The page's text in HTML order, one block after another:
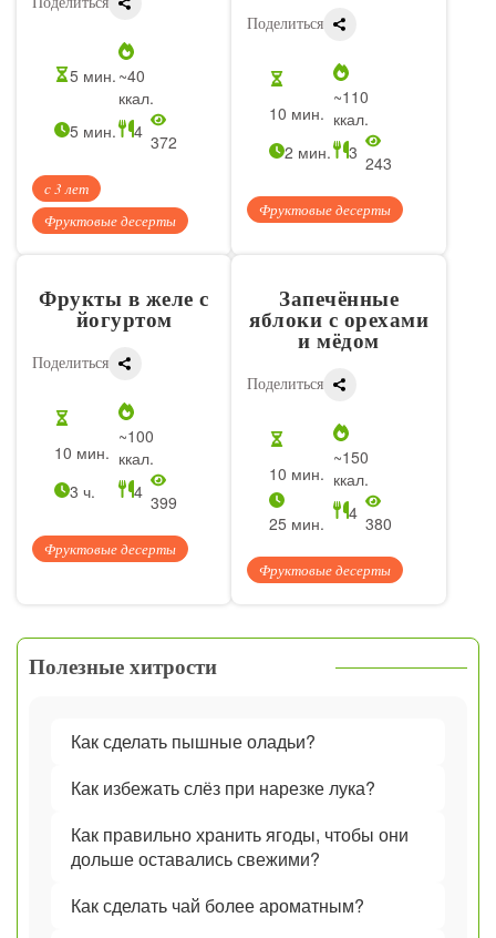
5 мин. ~40
ккал.
5 мин.
4 372
с 3 лет
Фруктовые десерты
Поделиться
10 мин.
~110
ккал.
2 мин.
3 243
Фруктовые десерты
Фрукты в желе с
йогуртом
Поделиться
10 мин.
~100
ккал.
3 ч.
4 399
Фруктовые десерты
Запечённые
яблоки с орехами
и мёдом
Поделиться
10 мин.
~150
ккал.
25 мин.
4 380
Фруктовые десерты
Полезные хитрости
Как сделать пышные оладьи?
Как избежать слёз при нарезке лука?
Как правильно хранить ягоды, чтобы они
дольше оставались свежими?
Как сделать чай более ароматным?